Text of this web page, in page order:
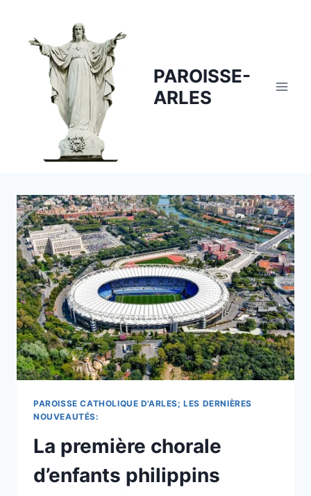
content
PAROISSE-
ARLES
PAROISSE CATHOLIQUE D'ARLES; LES DERNIÈRES
NOUVEAUTÉS:
La première chorale
d’enfants philippins